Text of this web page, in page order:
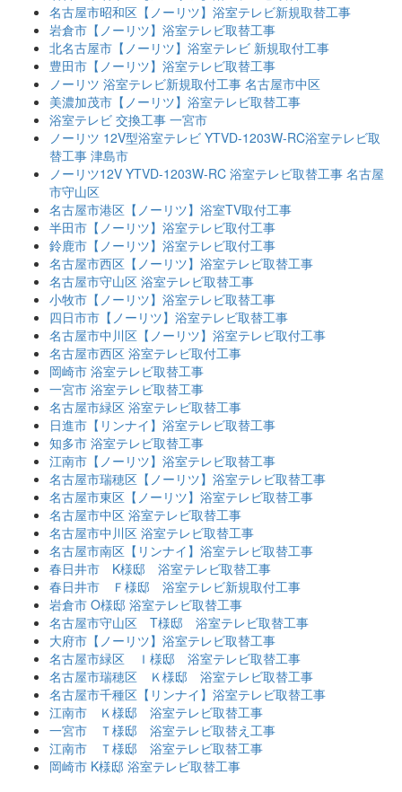
名古屋市昭和区【ノーリツ】浴室テレビ新規取替工事
岩倉市【ノーリツ】浴室テレビ取替工事
北名古屋市【ノーリツ】浴室テレビ 新規取付工事
豊田市【ノーリツ】浴室テレビ取替工事
ノーリツ 浴室テレビ新規取付工事 名古屋市中区
美濃加茂市【ノーリツ】浴室テレビ取替工事
浴室テレビ 交換工事 一宮市
ノーリツ 12V型浴室テレビ YTVD-1203W-RC浴室テレビ取
替工事 津島市
ノーリツ12V YTVD-1203W-RC 浴室テレビ取替工事 名古屋
市守山区
名古屋市港区【ノーリツ】浴室TV取付工事
半田市【ノーリツ】浴室テレビ取付工事
鈴鹿市【ノーリツ】浴室テレビ取付工事
名古屋市西区【ノーリツ】浴室テレビ取替工事
名古屋市守山区 浴室テレビ取替工事
小牧市【ノーリツ】浴室テレビ取替工事
四日市市【ノーリツ】浴室テレビ取替工事
名古屋市中川区【ノーリツ】浴室テレビ取付工事
名古屋市西区 浴室テレビ取付工事
岡崎市 浴室テレビ取替工事
一宮市 浴室テレビ取替工事
名古屋市緑区 浴室テレビ取替工事
日進市【リンナイ】浴室テレビ取替工事
知多市 浴室テレビ取替工事
江南市【ノーリツ】浴室テレビ取替工事
名古屋市瑞穂区【ノーリツ】浴室テレビ取替工事
名古屋市東区【ノーリツ】浴室テレビ取替工事
名古屋市中区 浴室テレビ取替工事
名古屋市中川区 浴室テレビ取替工事
名古屋市南区【リンナイ】浴室テレビ取替工事
春日井市 K様邸 浴室テレビ取替工事
春日井市 Ｆ様邸 浴室テレビ新規取付工事
岩倉市 O様邸 浴室テレビ取替工事
名古屋市守山区 T様邸 浴室テレビ取替工事
大府市【ノーリツ】浴室テレビ取替工事
名古屋市緑区 Ｉ様邸 浴室テレビ取替工事
名古屋市瑞穂区 Ｋ様邸 浴室テレビ取替工事
名古屋市千種区【リンナイ】浴室テレビ取替工事
江南市 Ｋ様邸 浴室テレビ取替工事
一宮市 Ｔ様邸 浴室テレビ取替え工事
江南市 Ｔ様邸 浴室テレビ取替工事
岡崎市 K様邸 浴室テレビ取替工事